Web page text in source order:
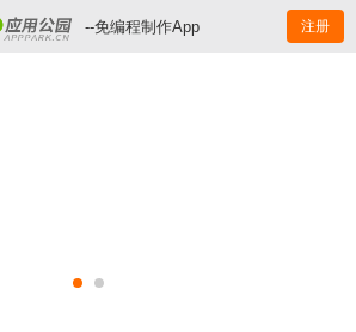
--免编程制作App 注册